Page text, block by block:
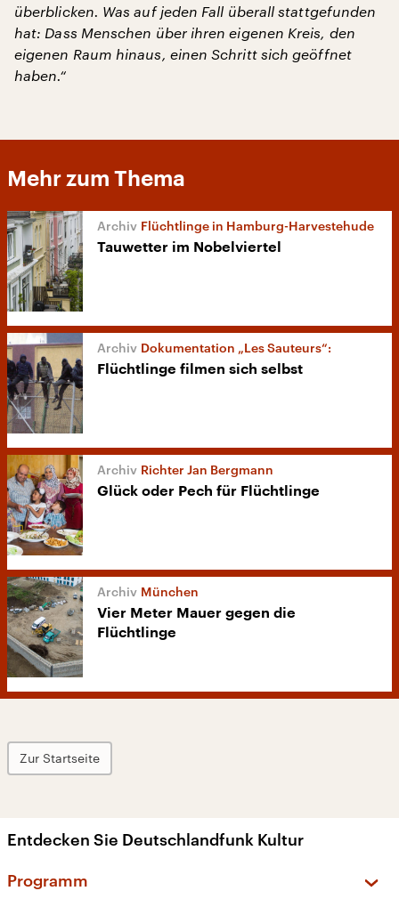
überblicken. Was auf jeden Fall überall stattgefunden
hat: Dass Menschen über ihren eigenen Kreis, den
eigenen Raum hinaus, einen Schritt sich geöffnet
haben.“
Mehr zum Thema
Flüchtlinge in Hamburg-Harvestehude
Tauwetter im Nobelviertel
Dokumentation „Les Sauteurs“:
Flüchtlinge filmen sich selbst
Richter Jan Bergmann
Glück oder Pech für Flüchtlinge
München
Vier Meter Mauer gegen die
Flüchtlinge
Zur Startseite
Entdecken Sie Deutschlandfunk Kultur
Programm